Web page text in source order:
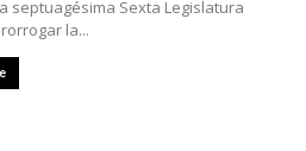
septuagésima Sexta Legislatura
la...